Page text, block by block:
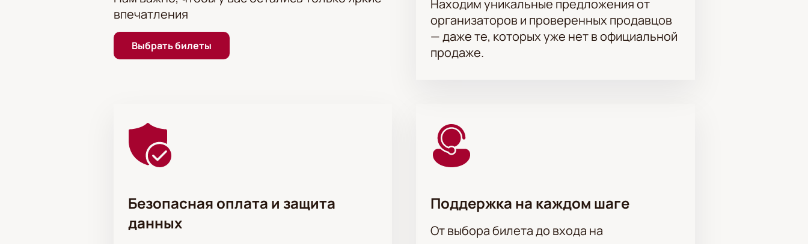
«Сказки Андерсена» в Детском музыкальном театре им. Н.И. Сац
можно на нашем сайте.
впечатления
Выбрать билеты
Находим уникальные предложения от
организаторов и проверенных продавцов
— даже те, которых уже нет в официальной
продаже.
Безопасная оплата и защита
данных
Поддержка на каждом шаге
От выбора билета до входа на